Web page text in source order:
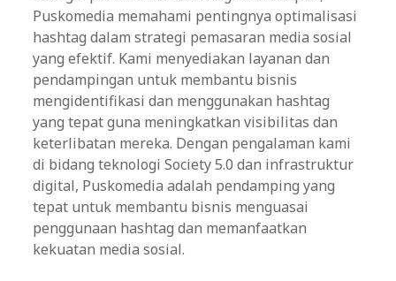
Puskomedia memahami pentingnya optimalisasi
hashtag dalam strategi pemasaran media sosial
yang efektif. Kami menyediakan layanan dan
pendampingan untuk membantu bisnis
mengidentifikasi dan menggunakan hashtag
yang tepat guna meningkatkan visibilitas dan
keterlibatan mereka. Dengan pengalaman kami
di bidang teknologi Society 5.0 dan infrastruktur
digital, Puskomedia adalah pendamping yang
tepat untuk membantu bisnis menguasai
penggunaan hashtag dan memanfaatkan
kekuatan media sosial.